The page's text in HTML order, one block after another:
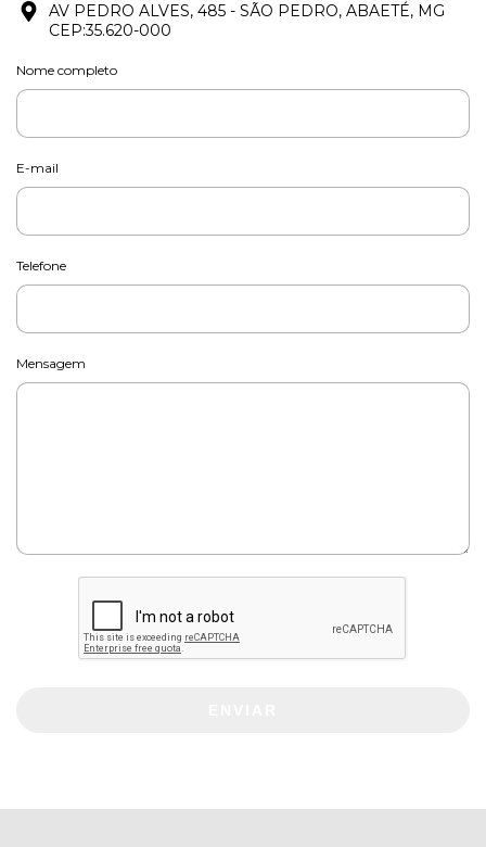
AV PEDRO ALVES, 485 - SÃO PEDRO, ABAETÉ, MG
CEP:35.620-000
Nome completo
E-mail
Telefone
Mensagem